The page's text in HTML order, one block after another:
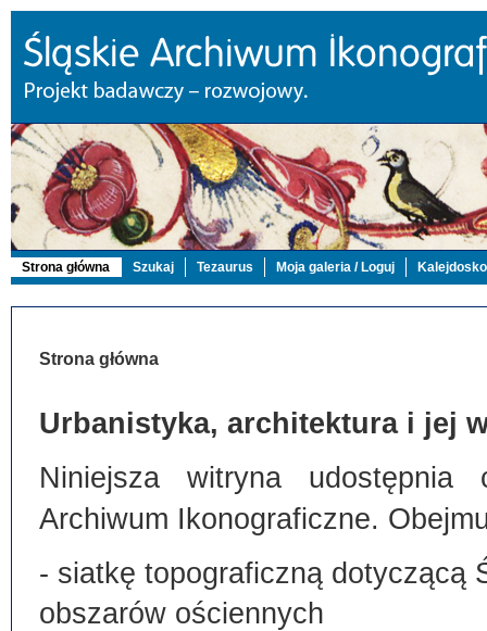
Strona główna Szukaj Tezaurus Moja galeria / Loguj
Strona główna
Urbanistyka, architektura i jej
Niniejsza witryna
Archiwum Ikonograficzne.
- siatkę topograficzną dotyczącą
obszarów ościennych